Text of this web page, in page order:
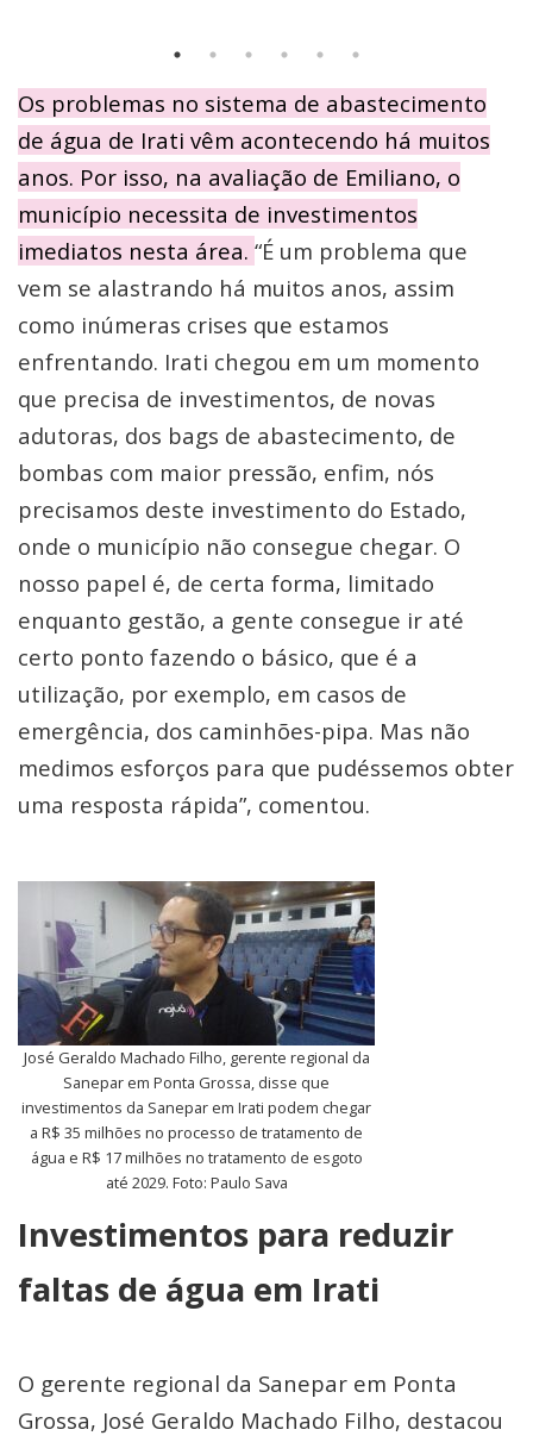
Os problemas no sistema de abastecimento
de água de Irati vêm acontecendo há muitos
anos. Por isso, na avaliação de Emiliano, o
município necessita de investimentos
imediatos nesta área. “É um problema que
vem se alastrando há muitos anos, assim
como inúmeras crises que estamos
enfrentando. Irati chegou em um momento
que precisa de investimentos, de novas
adutoras, dos bags de abastecimento, de
bombas com maior pressão, enfim, nós
precisamos deste investimento do Estado,
onde o município não consegue chegar. O
nosso papel é, de certa forma, limitado
enquanto gestão, a gente consegue ir até
certo ponto fazendo o básico, que é a
utilização, por exemplo, em casos de
emergência, dos caminhões-pipa. Mas não
medimos esforços para que pudéssemos obter
uma resposta rápida”, comentou.
José Geraldo Machado Filho, gerente regional da
Sanepar em Ponta Grossa, disse que
investimentos da Sanepar em Irati podem chegar
a R$ 35 milhões no processo de tratamento de
água e R$ 17 milhões no tratamento de esgoto
até 2029. Foto: Paulo Sava
Investimentos para reduzir
faltas de água em Irati
O gerente regional da Sanepar em Ponta
Grossa, José Geraldo Machado Filho, destacou